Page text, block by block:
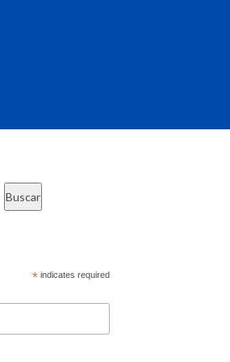
Buscar
*indicates required